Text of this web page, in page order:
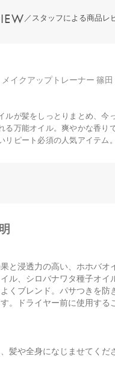
／スタッフによる商品レ
メイクアップトレーナー 篠田
ルが髪をしっとりまとめ、今
る万能オイル。爽やかな香り
リピート必須の人気アイテム。
と浸透力の高い、ホホバオ
ル、シロバナワタ種子オイ
くブレンド。パサつきを防
。ドライヤー前に使用する
髪や全身になじませてくだ